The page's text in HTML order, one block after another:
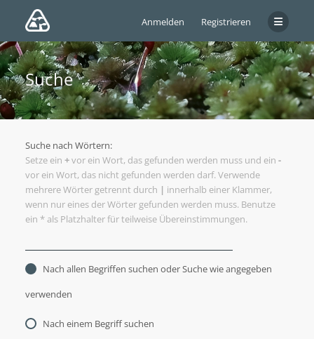
Anmelden Registrieren
Suche
Suche nach Wörtern:
Setze ein +vor ein Wort, das gefunden werden muss und ein -
vor ein Wort, das nicht gefunden werden darf. Verwende
mehrere Wörter getrennt durch | innerhalb einer Klammer,
wenn nur eines der Wörter gefunden werden muss. Benutze
ein * als Platzhalter für teilweise Übereinstimmungen.
Nach allen Begriffen suchen oder Suche wie angegeben
verwenden
Nach einem Begriff suchen